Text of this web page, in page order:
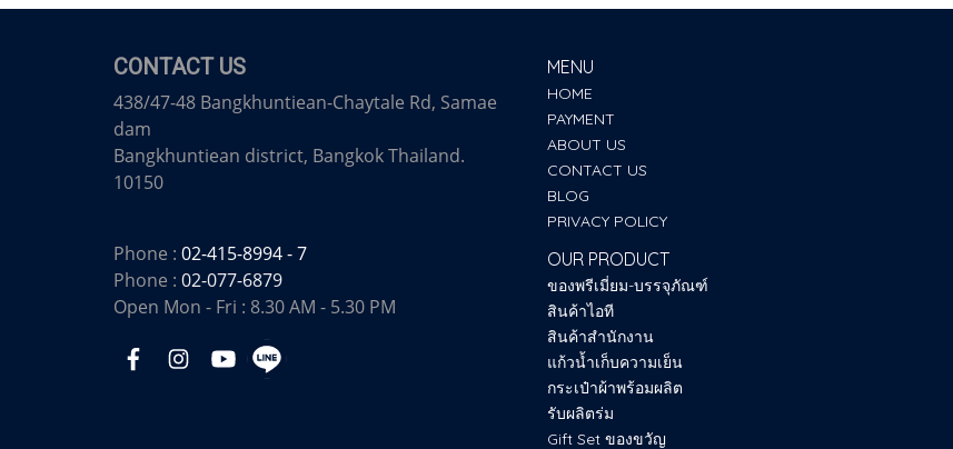
CONTACT US
438/47-48 Bangkhuntiean-Chaytale Rd, Samae
dam
Bangkhuntiean district, Bangkok Thailand.
10150
Phone : 02-415-8994 - 7
Phone : 02-077-6879
Open Mon - Fri : 8.30 AM - 5.30 PM
MENU
HOME
PAYMENT
ABOUT US
CONTACT US
BLOG
PRIVACY POLICY
OUR PRODUCT
ของพรีเมี่ยม-บรรจุภัณฑ์
สินค้าไอที
สินค้าสำนักงาน
แก้วน้ำเก็บความเย็น
กระเป๋าผ้าพร้อมผลิต
รับผลิตร่ม
Gift Set ของขวัญ